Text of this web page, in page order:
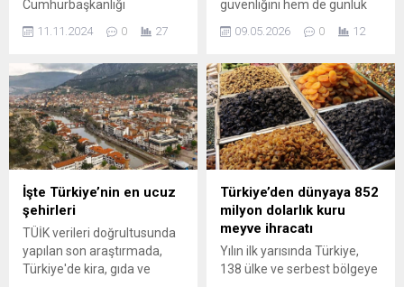
Cumhurbaşkanlığı
seçimlerinde partisinin
Cumhurbaşkanı adayı
olduğunu açıkladı.
Dervişoğlu, Armağan
Çağlayan'ın sunduğu
'Sorgusuz Sualsiz'
programına katıldı.
Gündeme ilişkin ve ...
11.11.2024 0 27
güvenliğini hem de günlük
yaşamı olumsuz etkiliyor.
Yetkili mercilerin aldığı
yerel yönetimlerin
yetersizliği vakaların
sürmesine neden oluyor.
İçişleri Bakanı Mustafa
Çiftçi, A Haber canlı
yayınında konuya ilişkin
açıklamalarda bulundu ve
yürütülen çalışmalara dair
bilgi verdi. Çalışma ve
hedefler “Yüzde 80
oranında sahipsiz...
09.05.2026 0 12
İşte Türkiye’nin en ucuz
şehirleri
TÜİK verileri doğrultusunda
yapılan son araştırmada,
Türkiye'de kira, gıda ve
Türkiye’den dünyaya 852
milyon dolarlık kuru
meyve ihracatı
Yılın ilk yarısında Türkiye,
138 ülke ve serbest bölgeye